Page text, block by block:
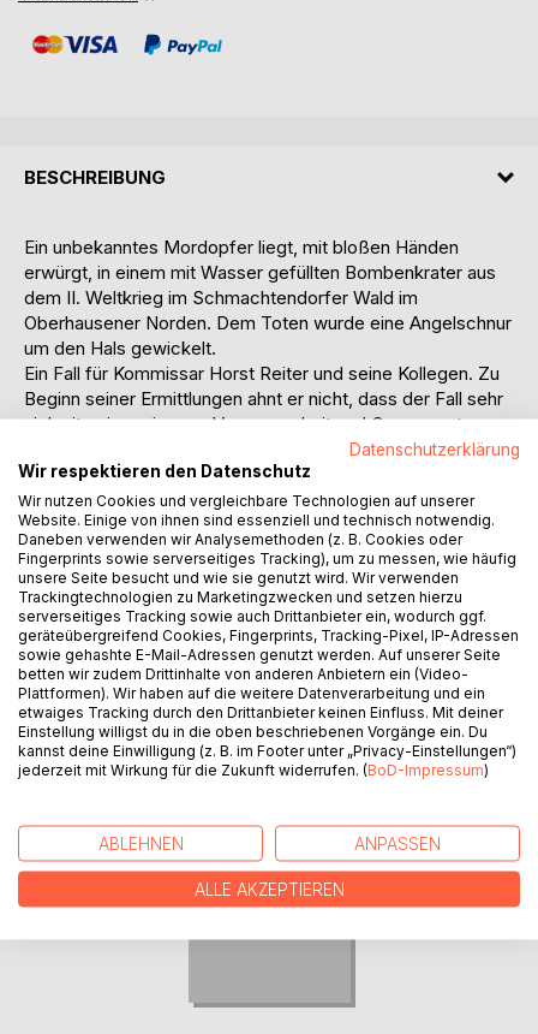
BESCHREIBUNG
Ein unbekanntes Mordopfer liegt, mit bloßen Händen
erwürgt, in einem mit Wasser gefüllten Bombenkrater aus
dem II. Weltkrieg im Schmachtendorfer Wald im
Oberhausener Norden. Dem Toten wurde eine Angelschnur
um den Hals gewickelt.
Ein Fall für Kommissar Horst Reiter und seine Kollegen. Zu
Beginn seiner Ermittlungen ahnt er nicht, dass der Fall sehr
viel mit seiner eigenen Vergangenheit und Gegenwart zu
tun hat. Bis er zu dieser Erkenntnis kommt, müssen noch
einige Menschen sterben.
Eine spannende Kriminalgeschichte, in der die
Konzertgitarre eine zentrale Rolle spielt.
Zum Buch kann eine Musik-CD mit der Gitarrenmusik, die in
dem Buch eine Rolle spielt, vom Autor direkt bezogen
werden. Ein MP3-Download der Musik über das Internet ist
ebenfalls möglich.
AUTOR/IN
Datenschutzerklärung
Wir respektieren den Datenschutz
Wir nutzen Cookies und vergleichbare Technologien auf unserer
Website. Einige von ihnen sind essenziell und technisch notwendig.
Daneben verwenden wir Analysemethoden (z. B. Cookies oder
Fingerprints sowie serverseitiges Tracking), um zu messen, wie häufig
unsere Seite besucht und wie sie genutzt wird. Wir verwenden
Trackingtechnologien zu Marketingzwecken und setzen hierzu
serverseitiges Tracking sowie auch Drittanbieter ein, wodurch ggf.
geräteübergreifend Cookies, Fingerprints, Tracking-Pixel, IP-Adressen
sowie gehashte E-Mail-Adressen genutzt werden. Auf unserer Seite
betten wir zudem Drittinhalte von anderen Anbietern ein (Video-
Plattformen). Wir haben auf die weitere Datenverarbeitung und ein
etwaiges Tracking durch den Drittanbieter keinen Einfluss. Mit deiner
Einstellung willigst du in die oben beschriebenen Vorgänge ein. Du
kannst deine Einwilligung (z. B. im Footer unter „Privacy-Einstellungen“)
jederzeit mit Wirkung für die Zukunft widerrufen. (BoD-Impressum)
ABLEHNEN ANPASSEN
ALLE AKZEPTIEREN